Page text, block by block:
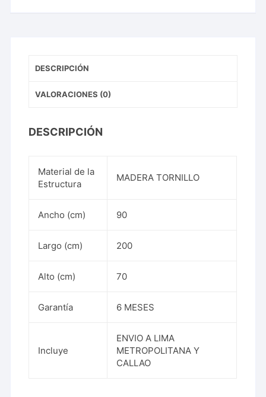
DESCRIPCIÓN
VALORACIONES (0)
DESCRIPCIÓN
Material de la
Estructura
MADERA TORNILLO
Ancho (cm) 90
Largo (cm) 200
Alto (cm) 70
Garantía 6 MESES
Incluye
ENVIO A LIMA
METROPOLITANA Y
CALLAO